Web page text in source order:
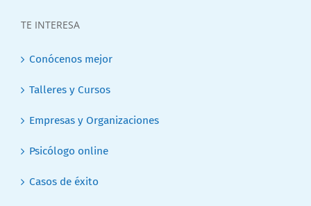
TE INTERESA
Conócenos mejor
Talleres y Cursos
Empresas y Organizaciones
Psicólogo online
Casos de éxito